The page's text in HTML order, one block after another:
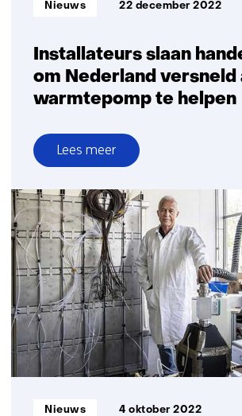
Installateurs slaan
om Nederland versneld
warmtepomp te helpen
Nieuws 22 december 2022
Lees meer
over
Installateurs
slaan
handen
ineen
om
Nederland
versneld
aan
de
warmtepomp
te
Informatietype:
Nieuws 4 oktober 2022